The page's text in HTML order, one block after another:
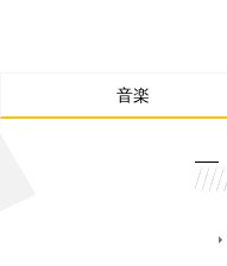
音楽